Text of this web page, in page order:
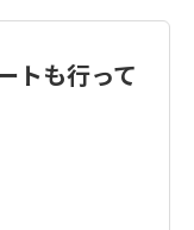
トも行って